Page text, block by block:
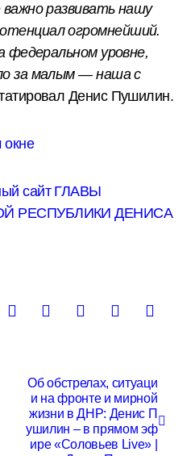
развивать нашу
огромнейший.
федеральном уровне,
за малым — наша с
Денис Пушилин.
окне
сайт ГЛАВЫ
РЕСПУБЛИКИ ДЕНИСА
Об обстрелах, ситуаци
и на фронте и мирной
жизни в ДНР: Денис П
ушилин – в прямом эф
ире «Соловьев Live» |